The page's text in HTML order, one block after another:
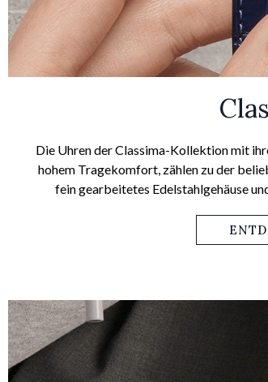
Die Uhren der Classima-Kollektion mit
hohem Tragekomfort, zählen zu der
fein gearbeitetes Edelstahlgehäuse